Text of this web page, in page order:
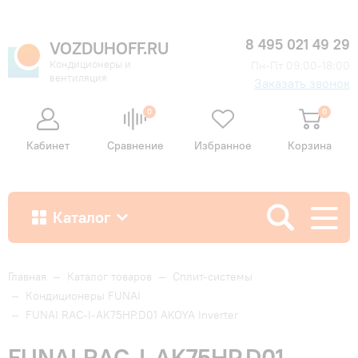
VOZDUHOFF.RU
Кондиционеры и
вентиляция
8 495 021 49 29
Заказать звонок
Кабинет
0
Сравнение Избранное
0
Корзина
Каталог
Как купить
Доставка и оплата
Главная — Каталог товаров — Сплит-системы
— Кондиционеры FUNAI
— FUNAI RAC-I-AK75HP.D01 AKOYA Inverter